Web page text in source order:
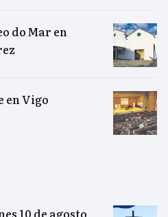
do Mar en
en Vigo